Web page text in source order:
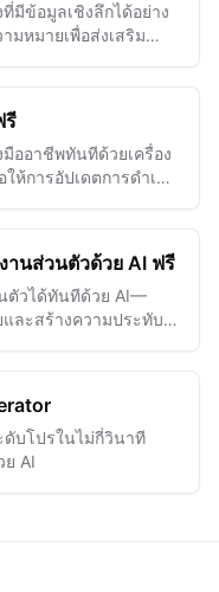
มีข้อมูลเชิงลึกได้อย่าง
มหมายเพื่อส่งเสริม
รี
ออาชีพทันทีด้วยเครื่อง
ห้การอัปเดตการดำเนิน
านส่วนตัวด้วย AI ฟรี
ตัวได้ทันทีด้วย AI—
และสร้างความประทับ
ดับโปรในไม่กี่วินาที
AI